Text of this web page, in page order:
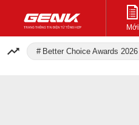
Mới
Better Choice Awards 2026